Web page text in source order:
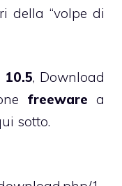
della “volpe di
10.5, Download
freeware a
sotto.